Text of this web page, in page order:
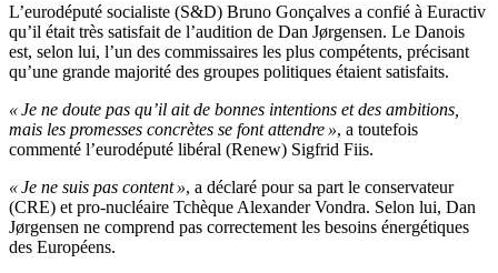
L’eurodéputé socialiste (S&D) Bruno Gonçalves a confié à Euractiv
qu’il était très satisfait de l’audition de Dan Jørgensen. Le Danois
est, selon lui, l’un des commissaires les plus compétents, précisant
qu’une grande majorité des groupes politiques étaient satisfaits.
« Je ne doute pas qu’il ait de bonnes intentions et des ambitions,
mais les promesses concrètes se font attendre », a toutefois
commenté l’eurodéputé libéral (Renew) Sigfrid Fiis.
« Je ne suis pas content », a déclaré pour sa part le conservateur
(CRE) et pro-nucléaire Tchèque Alexander Vondra. Selon lui, Dan
Jørgensen ne comprend pas correctement les besoins énergétiques
des Européens.